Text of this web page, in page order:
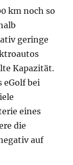
km noch so
geringe
Kapazität.
eGolf bei
eines
die
auf